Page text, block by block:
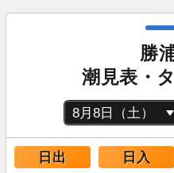
勝
潮見表・
日出 日入